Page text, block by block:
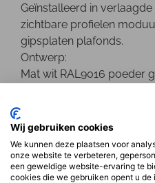
Wij gebruiken cookies
We kunnen deze plaatsen voor
onze website te verbeteren,
een geweldige website-ervaring te
cookies die we gebruiken opent u de
Geïnstalleerd in
zichtbare profielen
gipsplaten plafonds.
Ontwerp:
Mat wit RAL9016 poeder
Optisch:
Matte parabolisch
decoratieve profielen in
LED Type SMD